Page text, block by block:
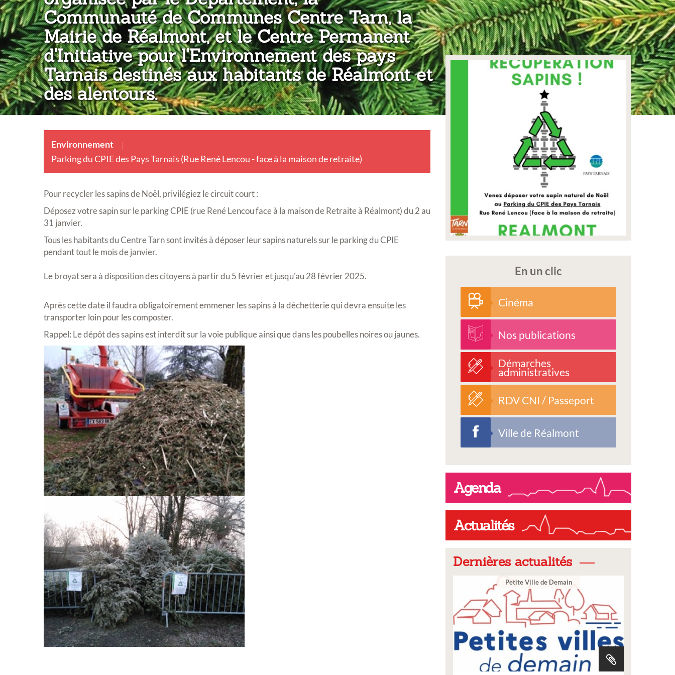
Communauté de Communes Centre Tarn, la
Mairie de Réalmont, et le Centre Permanent
d'Initiative pour l'Environnement des pays
Tarnais destinés aux habitants de Réalmont et
des alentours.
Environnement
Parking du CPIE des Pays Tarnais (Rue René Lencou - face à la maison de retraite)
Pour recycler les sapins de Noël, privilégiez le circuit court :
Déposez votre sapin sur le parking CPIE (rue René Lencou face à la maison de Retraite à Réalmont) du 2 au
31 janvier.
Tous les habitants du Centre Tarn sont invités à déposer leur sapins naturels sur le parking du CPIE
pendant tout le mois de janvier.
Le broyat sera à disposition des citoyens à partir du 5 février et jusqu'au 28 février 2025.
Après cette date il faudra obligatoirement emmener les sapins à la déchetterie qui devra ensuite les
transporter loin pour les composter.
Rappel: Le dépôt des sapins est interdit sur la voie publique ainsi que dans les poubelles noires ou jaunes.
En un clic
Cinéma
Nos publications
Démarches
administratives
RDV CNI / Passeport
Ville de Réalmont
Agenda
Actualités
Dernières actualités
Exposition Ville